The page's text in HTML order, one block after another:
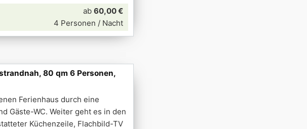
ab 60,00 €
4 Personen / Nacht
80 qm 6 Personen,
Ferienhaus durch eine
Gäste-WC. Weiter geht es in den
Küchenzeile, Flachbild-TV